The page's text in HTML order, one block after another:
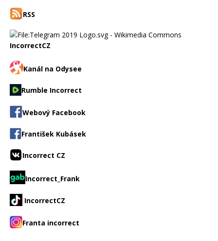
RSS
IncorrectCZ
Kanál na Odysee
Rumble Incorrect
Webový Facebook
František Kubásek
Incorrect CZ
Incorrect_Frank
IncorrectCZ
Franta incorrect